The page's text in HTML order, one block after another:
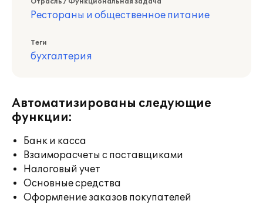
Рестораны и общественное питание
Теги
бухгалтерия
Автоматизированы следующие
функции:
Банк и касса
Взаиморасчеты с поставщиками
Налоговый учет
Основные средства
Оформление заказов покупателей